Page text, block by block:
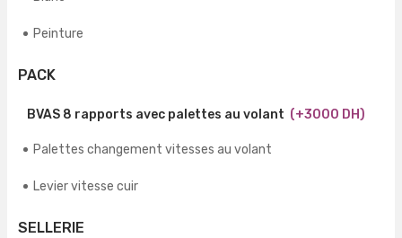
Peinture
PACK
BVAS 8 rapports avec palettes au volant (+3000 DH)
Palettes changement vitesses au volant
Levier vitesse cuir
SELLERIE